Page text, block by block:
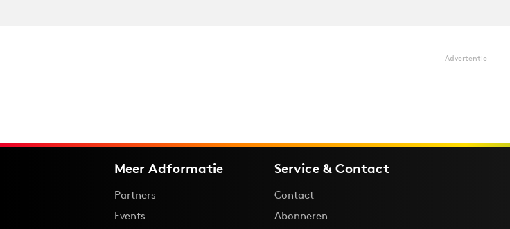
Advertentie
Meer Adformatie
Partners
Events
Service & Contact
Contact
Abonneren